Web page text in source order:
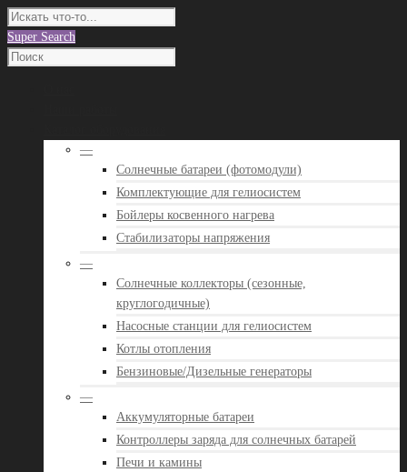
Super Search
—
Солнечные батареи (фотомодули)
Комплектующие для гелиосистем
Бойлеры косвенного нагрева
Стабилизаторы напряжения
—
Солнечные коллекторы (сезонные,
круглогодичные)
Насосные станции для гелиосистем
Котлы отопления
Бензиновые/Дизельные генераторы
—
Аккумуляторные батареи
Контроллеры заряда для солнечных батарей
Печи и камины